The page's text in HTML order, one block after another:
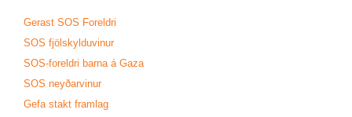
Ger­ast SOS For­eldri
SOS fjöl­skyldu­vin­ur
SOS-for­eldri barna á Gaza
SOS neyð­ar­vin­ur
Gefa stakt fram­lag